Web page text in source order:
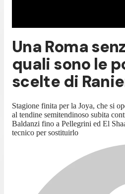
Una Roma
quali sono le
scelte di
Stagione finita per la Joya, che si
al tendine semitendinoso subita
Baldanzi fino a Pellegrini ed El
tecnico per sostituirlo